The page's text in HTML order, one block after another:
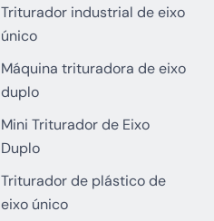
Triturador industrial de eixo
único
Máquina trituradora de eixo
duplo
Mini Triturador de Eixo
Duplo
Triturador de plástico de
eixo único